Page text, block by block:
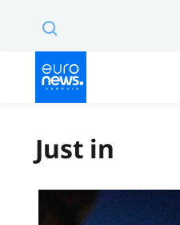
Just in